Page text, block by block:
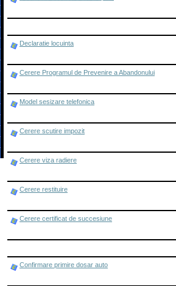
Declaratie locuinta
Cerere Programul de Prevenire a Abandonului
Model sesizare telefonica
Cerere scutire impozit
Cerere viza radiere
Cerere restituire
Cerere certificat de succesiune
Confirmare primire dosar auto